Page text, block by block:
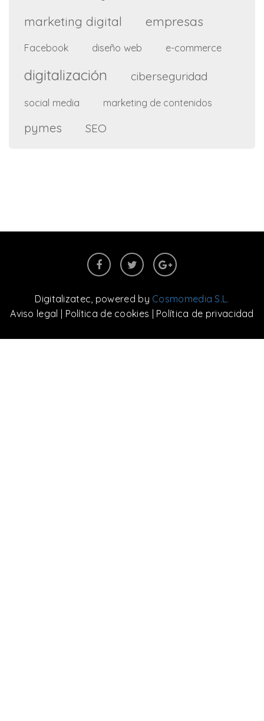
marketing digital empresas
Facebook diseño web e-commerce
digitalización ciberseguridad
social media marketing de contenidos
pymes SEO
Digitalizatec, powered by Cosmomedia S.L.
Aviso legal
Política de cookies Política de privacidad